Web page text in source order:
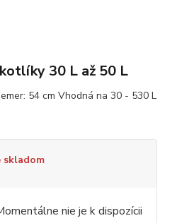
30 L až 50 L
54 cm Vhodná na 30 - 530 L
skladom
nie je k dispozícii